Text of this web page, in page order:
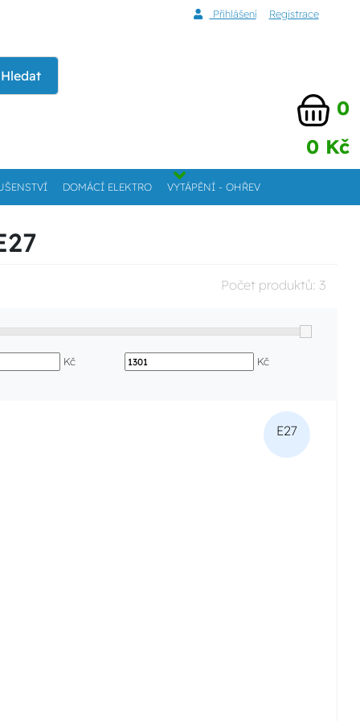
Přihlášení Registrace
Hledat
0
0 Kč
DOMÁCÍ ELEKTRO VYTÁPĚNÍ - OHŘEV
Počet produktů: 3
Kč Kč
E27